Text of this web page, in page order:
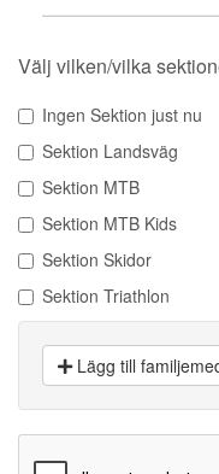
Välj vilken/vilka
Ingen Sektion just nu
Sektion Landsväg
Sektion MTB
Sektion MTB Kids
Sektion Skidor
Sektion Triathlon
Lägg till